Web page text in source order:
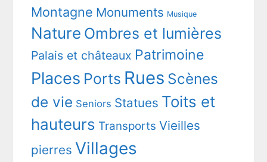
Montagne Monuments Musique
Nature Ombres et lumières
Palais et châteaux Patrimoine
Places Ports Rues Scènes
de vie Seniors Statues Toits et
hauteurs Transports Vieilles
pierres Villages